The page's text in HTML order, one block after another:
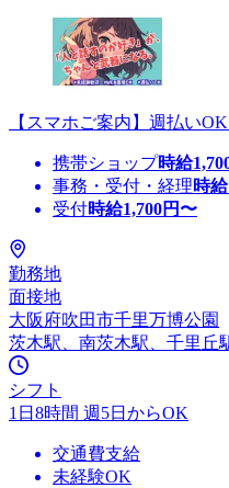
【スマホご案内】週払い
携帯ショップ時給
事務・受付・経理時給
受付時給1,700円〜
勤務地
面接地
大阪府吹田市千里万博公園
茨木駅、南茨木駅、千里丘
シフト
1日8時間 週5日からOK
交通費支給
未経験OK